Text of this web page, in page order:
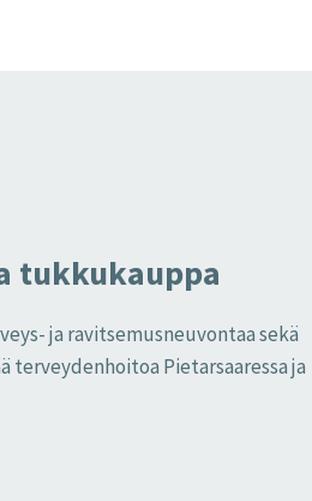
tukkukauppa
ja ravitsemusneuvontaa sekä
terveydenhoitoa Pietarsaaressa ja